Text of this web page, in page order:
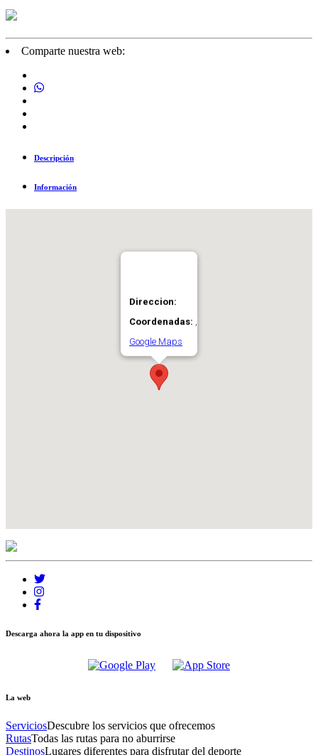
Comparte nuestra web:
Descripción
Información
Direccion:
Coordenadas: ,
Google Maps
Descarga ahora la app en tu dispositivo
La web
ServiciosDescubre los servicios que ofrecemos
RutasTodas las rutas para no aburrirse
DestinosLugares diferentes para disfrutar del deporte